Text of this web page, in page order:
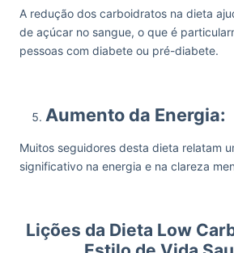
A redução dos carboidratos na dieta
de açúcar no sangue, o que é
pessoas com diabete ou pré-diabete.
Aumento da Energia:
Muitos seguidores desta dieta relatam
significativo na energia e na clareza
Lições da Dieta Low